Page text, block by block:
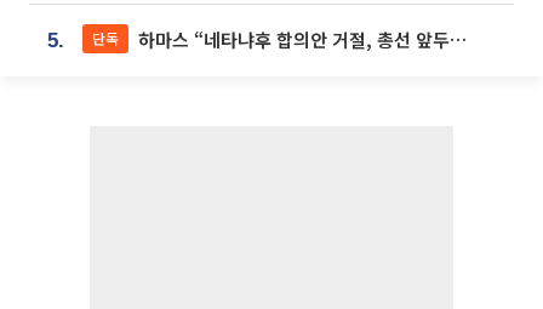
5. 단독 하마스 “네타냐후 합의안 거절, 총선 앞두고 시간 끌기”